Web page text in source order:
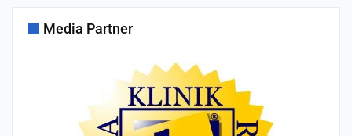
Media Partner